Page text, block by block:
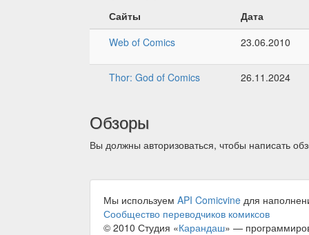
Сайты
Дата
Web of Comics
23.06.2010
Thor: God of Comics 26.11.2024
Обзоры
Вы должны авторизоваться, чтобы написать
Мы используем API Comicvine для
Сообщество переводчиков комиксов
© 2010 Студия «Карандаш» —